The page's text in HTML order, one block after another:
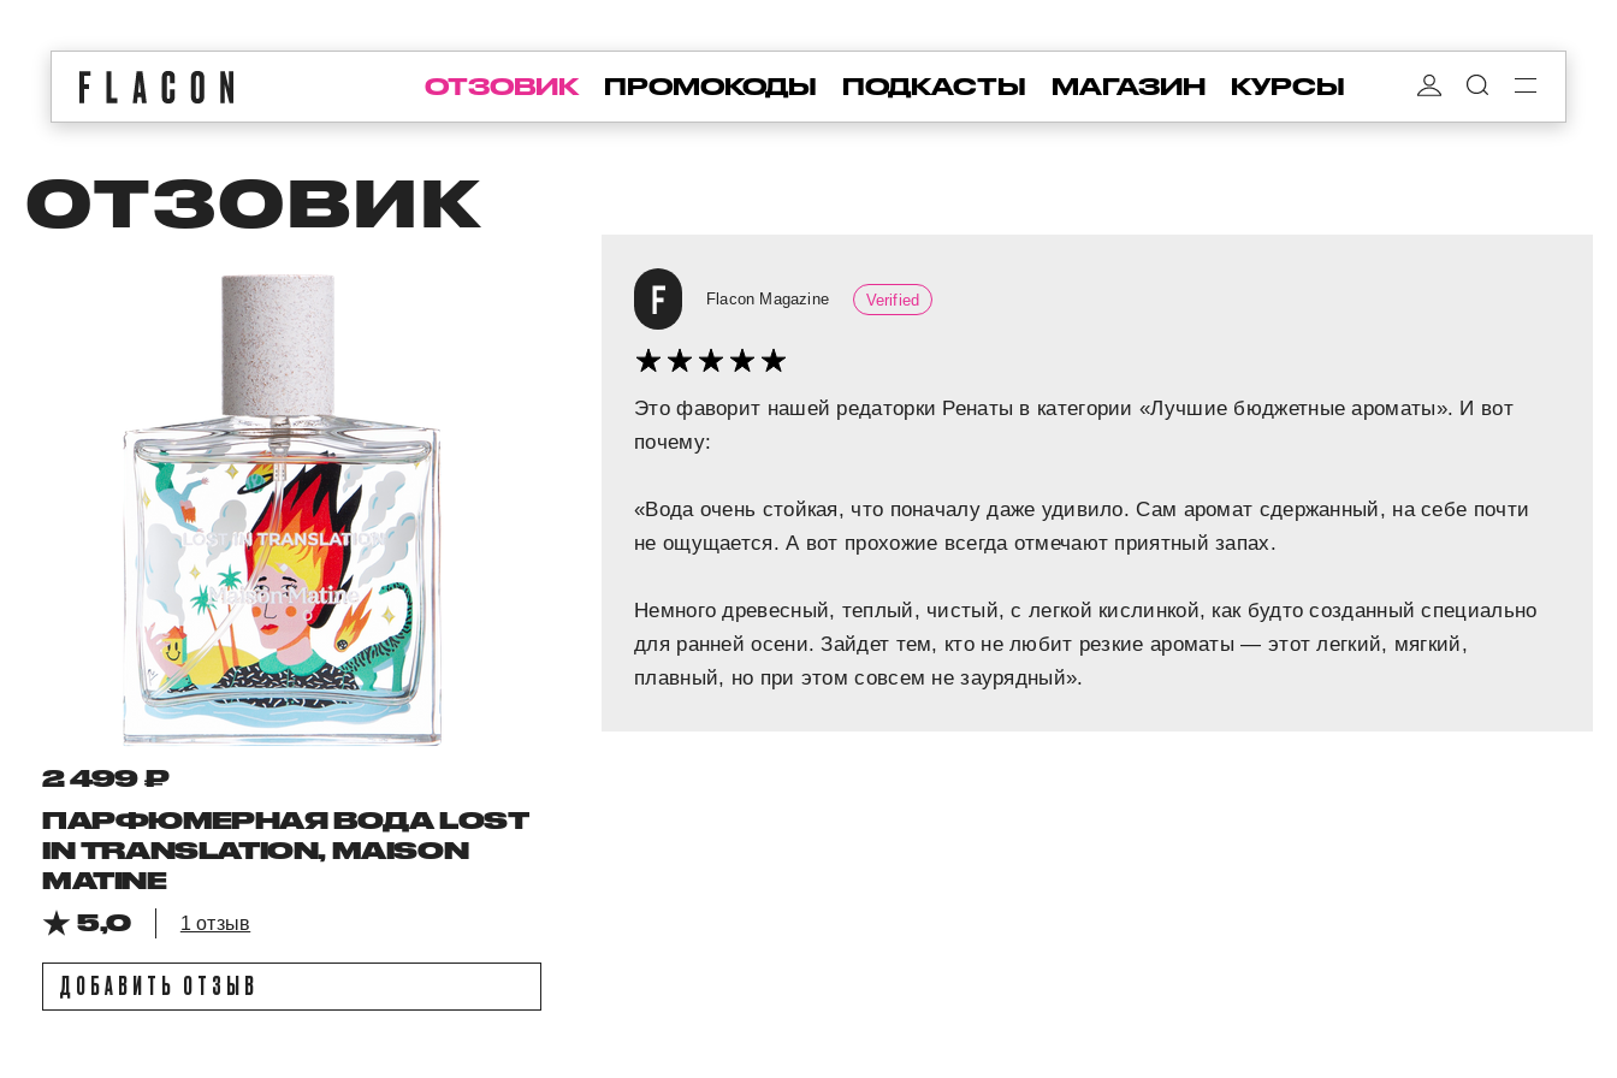
ОТЗОВИК ПРОМОКОДЫ ПОДКАСТЫ МАГАЗИН КУРСЫ
ОТЗОВИК
2 499 ₽
ПАРФЮМЕРНАЯ ВОДА LOST
IN TRANSLATION, MAISON
MATINE
5,0
1 отзыв
ДОБАВИТЬ ОТЗЫВ
Flacon Magazine Verified
Это фаворит нашей редаторки Ренаты в категории «Лучшие бюджетные ароматы». И вот
почему:
«Вода очень стойкая, что поначалу даже удивило. Сам аромат сдержанный, на себе почти
не ощущается. А вот прохожие всегда отмечают приятный запах.
Немного древесный, теплый, чистый, с легкой кислинкой, как будто созданный специально
для ранней осени. Зайдет тем, кто не любит резкие ароматы — этот легкий, мягкий,
плавный, но при этом совсем не заурядный».